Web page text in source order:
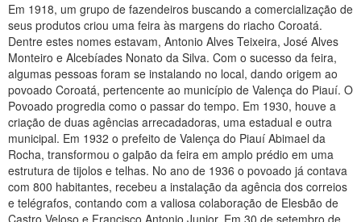
Em 1918, um grupo de fazendeiros buscando a comercialização de
seus produtos criou uma feira às margens do riacho Coroatá.
Dentre estes nomes estavam, Antonio Alves Teixeira, José Alves
Monteiro e Alcebíades Nonato da Silva. Com o sucesso da feira,
algumas pessoas foram se instalando no local, dando origem ao
povoado Coroatá, pertencente ao município de Valença do Piauí. O
Povoado progredia como o passar do tempo. Em 1930, houve a
criação de duas agências arrecadadoras, uma estadual e outra
municipal. Em 1932 o prefeito de Valença do Piauí Abimael da
Rocha, transformou o galpão da feira em amplo prédio em uma
estrutura de tijolos e telhas. No ano de 1936 o povoado já contava
com 800 habitantes, recebeu a instalação da agência dos correios
e telégrafos, contando com a valiosa colaboração de Elesbão de
Castro Veloso e Francisco Antonio Junior. Em 30 de setembro de